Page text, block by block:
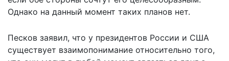
Однако на данный момент таких планов нет.
Песков заявил, что у президентов России и США
существует взаимопонимание относительно того,